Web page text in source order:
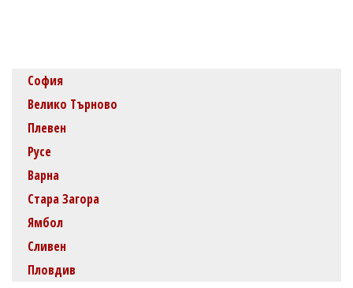
София
Велико Търново
Плевен
Русе
Варна
Стара Загора
Ямбол
Сливен
Пловдив